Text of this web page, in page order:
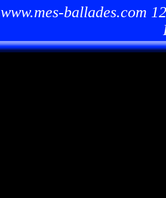
www.mes-ballades.com